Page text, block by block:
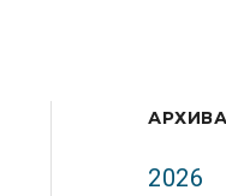
АРХИВА
2026